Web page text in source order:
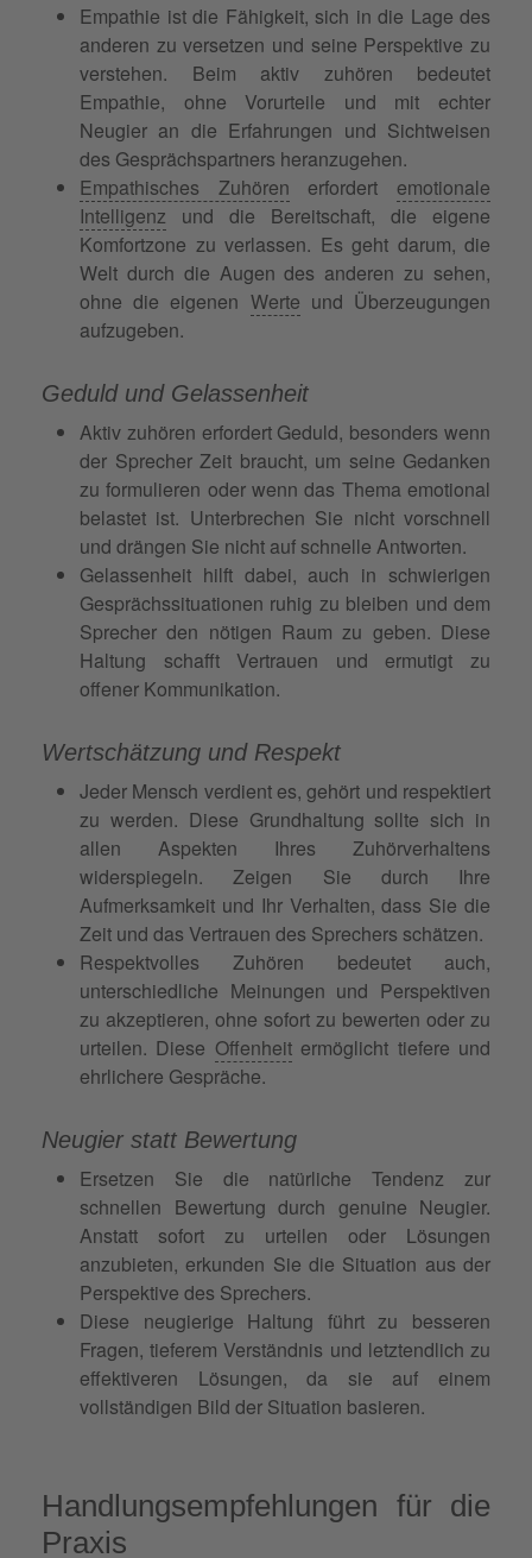
Empathie ist die Fähigkeit, sich in die Lage des
anderen zu versetzen und seine Perspektive zu
verstehen. Beim aktiv zuhören bedeutet
Empathie, ohne Vorurteile und mit echter
Neugier an die Erfahrungen und Sichtweisen
des Gesprächspartners heranzugehen.
Empathisches Zuhören erfordert emotionale
Intelligenz und die Bereitschaft, die eigene
Komfortzone zu verlassen. Es geht darum, die
Welt durch die Augen des anderen zu sehen,
ohne die eigenen Werte und Überzeugungen
aufzugeben.
Geduld und Gelassenheit
Aktiv zuhören erfordert Geduld, besonders wenn
der Sprecher Zeit braucht, um seine Gedanken
zu formulieren oder wenn das Thema emotional
belastet ist. Unterbrechen Sie nicht vorschnell
und drängen Sie nicht auf schnelle Antworten.
Gelassenheit hilft dabei, auch in schwierigen
Gesprächssituationen ruhig zu bleiben und dem
Sprecher den nötigen Raum zu geben. Diese
Haltung schafft Vertrauen und ermutigt zu
offener Kommunikation.
Wertschätzung und Respekt
Jeder Mensch verdient es, gehört und respektiert
zu werden. Diese Grundhaltung sollte sich in
allen Aspekten Ihres Zuhörverhaltens
widerspiegeln. Zeigen Sie durch Ihre
Aufmerksamkeit und Ihr Verhalten, dass Sie die
Zeit und das Vertrauen des Sprechers schätzen.
Respektvolles Zuhören bedeutet auch,
unterschiedliche Meinungen und Perspektiven
zu akzeptieren, ohne sofort zu bewerten oder zu
urteilen. Diese Offenheitermöglicht tiefere und
ehrlichere Gespräche.
Neugier statt Bewertung
Ersetzen Sie die natürliche Tendenz zur
schnellen Bewertung durch genuine Neugier.
Anstatt sofort zu urteilen oder Lösungen
anzubieten, erkunden Sie die Situation aus der
Perspektive des Sprechers.
Diese neugierige Haltung führt zu besseren
Fragen, tieferem Verständnis und letztendlich zu
effektiveren Lösungen, da sie auf einem
vollständigen Bild der Situation basieren.
Handlungsempfehlungen für die
Praxis